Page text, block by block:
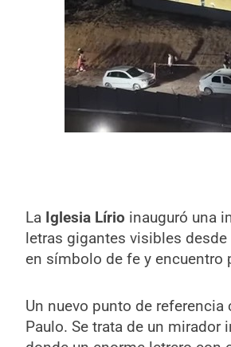
La Iglesia Lírio inauguró una
letras gigantes visibles
en símbolo de fe y encuentro
Un nuevo punto de
Paulo. Se trata de un mirador